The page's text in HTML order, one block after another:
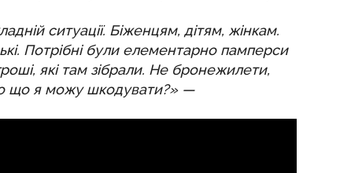
ситуації. Біженцям, дітям, жінкам.
Потрібні були елементарно памперси
які там зібрали. Не бронежилети,
що я можу шкодувати?» —